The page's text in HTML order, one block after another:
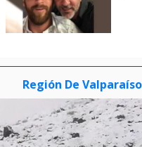
Región De Valparaíso